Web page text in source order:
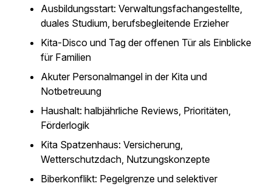
Ausbildungsstart: Verwaltungsfachangestellte,
duales Studium, berufsbegleitende Erzieher
Kita-Disco und Tag der offenen Tür als Einblicke
für Familien
Akuter Personalmangel in der Kita und
Notbetreuung
Haushalt: halbjährliche Reviews, Prioritäten,
Förderlogik
Kita Spatzenhaus: Versicherung,
Wetterschutzdach, Nutzungskonzepte
Biberkonflikt: Pegelgrenze und selektiver